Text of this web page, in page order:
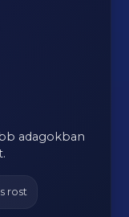
adagokban
rost